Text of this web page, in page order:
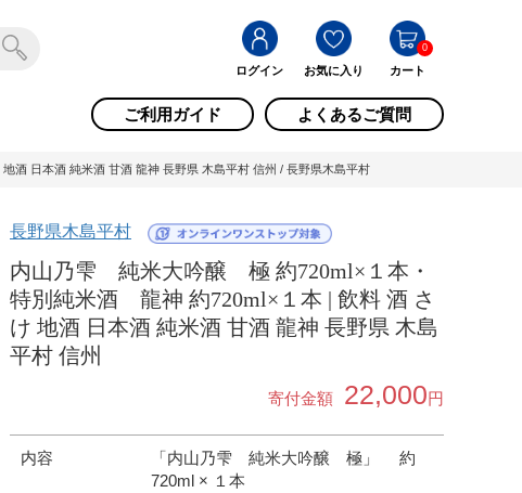
ログイン お気に入り カート
0
ご利用ガイド よくあるご質問
日本酒 純米酒 甘酒 龍神 長野県 木島平村 信州 / 長野県木島平村
長野県木島平村
内山乃雫 純米大吟醸 極 約720ml×１本・
特別純米酒 龍神 約720ml×１本 | 飲料 酒 さ
け 地酒 日本酒 純米酒 甘酒 龍神 長野県 木島
平村 信州
寄付金額 22,000円
内容
「内山乃雫 純米大吟醸 極」 約
720ml × １本